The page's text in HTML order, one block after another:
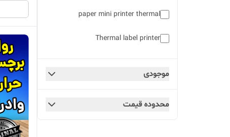
paper mini printer thermal
Thermal label printer
لیبل حرارتی دایره
موجودی
محدوده قیمت